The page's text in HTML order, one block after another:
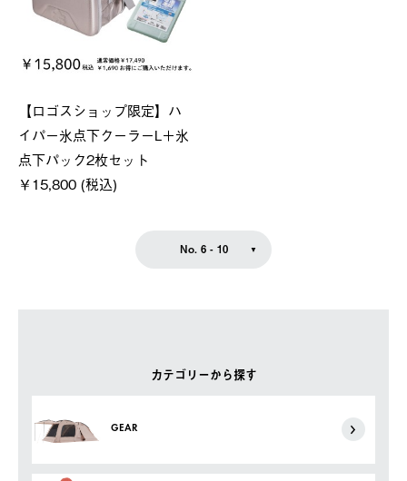
カテゴリーから探す
GEAR
【ロゴスショップ限定】ハ
イパー氷点下クーラーL＋氷
点下パック2枚セット
￥15,800 (税込)
No. 6 - 10